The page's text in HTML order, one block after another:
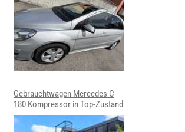
Gebrauchtwagen Mercedes C
180 Kompressor in Top-Zustand